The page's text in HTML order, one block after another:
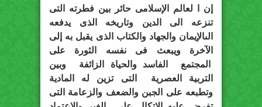
إن ا لعالم الإسلامى حائر بين فطرته التى
تنزعه الى الدين وتاريخه الذى يدفعه
الىالإيمان والجهاد والكتاب الذى يقبل به إلى
الآخرة ويبعث فى نفسه الثورة على
المجتمع الفاسد والحياة الزائفة وبين
التربية العصرية التى تزين له المادية
وتطبعه على الجبن والضعف والزعامة التى